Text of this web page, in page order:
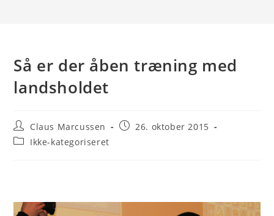
Så er der åben træning med
landsholdet
Post
author:
Claus Marcussen
Post26. oktober 2015
PostIkke-kategoriseret